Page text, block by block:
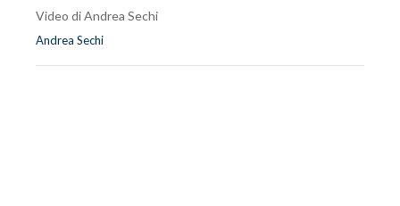
Video di Andrea Sechi
Andrea Sechi